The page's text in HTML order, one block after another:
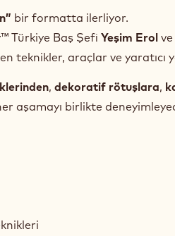
bir formatta ilerliyor.
Türkiye Baş Şefi Yeşim Erol
teknikler, araçlar ve yaratıcı
, dekoratif rötuşlara,
aşamayı birlikte